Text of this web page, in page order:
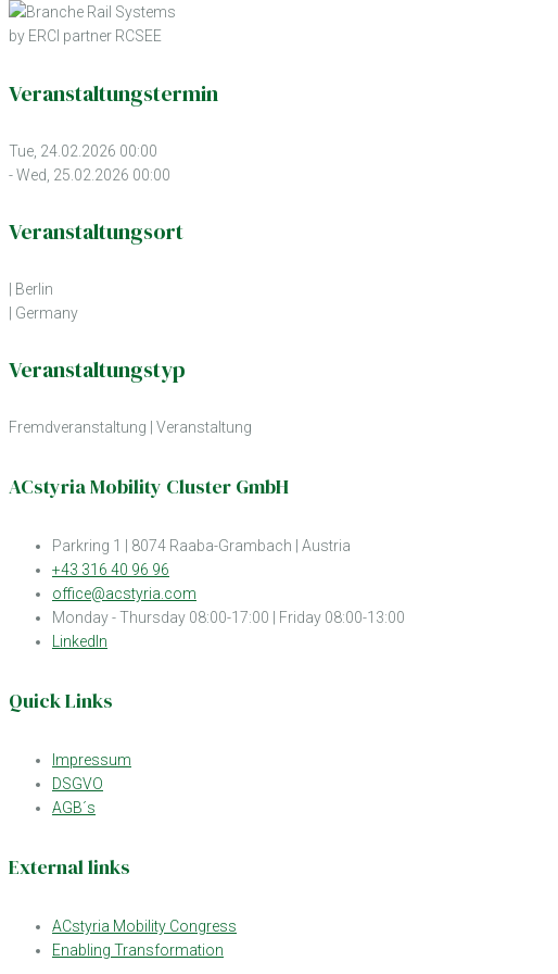
by ERCI partner RCSEE
Veranstaltungstermin
Tue, 24.02.2026 00:00
- Wed, 25.02.2026 00:00
Veranstaltungsort
| Berlin
| Germany
Veranstaltungstyp
Fremdveranstaltung Veranstaltung
ACstyria Mobility Cluster GmbH
Parkring 1 | 8074 Raaba-Grambach | Austria
+43 316 40 96 96
office@acstyria.com
Monday - Thursday 08:00-17:00 | Friday 08:00-13:00
LinkedIn
Quick Links
Impressum
DSGVO
AGB´s
External links
ACstyria Mobility Congress
Enabling Transformation